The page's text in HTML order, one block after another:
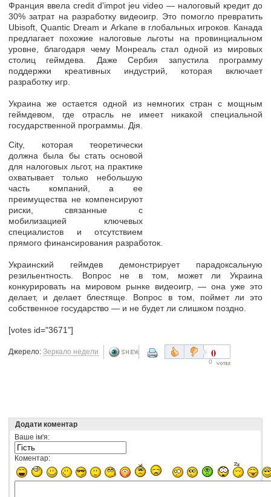
Франция ввела credit d'impot jeu video — налоговый кредит до
30% затрат на разработку видеоигр. Это помогло превратить
Ubisoft, Quantic Dream и Arkane в глобальных игроков. Канада
предлагает похожие налоговые льготы на провинциальном
уровне, благодаря чему Монреаль стал одной из мировых
столиц геймдева. Даже Сербия запустила программу
поддержки креативных индустрий, которая включает
разработку игр.
Украина же остается одной из немногих стран с мощным
геймдевом, где отрасль не имеет никакой специальной
государственной программы. Дія.
City, которая теоретически
должна была бы стать основой
для налоговых льгот, на практике
охватывает только небольшую
часть компаний, а ее
преимущества не компенсируют
риски, связанные с
мобилизацией ключевых
специалистов и отсутствием
прямого финансирования разработок.
Украинский геймдев демонстрирует парадоксальную
резильентность. Вопрос не в том, может ли Украина
конкурировать на мировом рынке видеоигр, — она уже это
делает, и делает блестяще. Вопрос в том, поймет ли это
собственное государство — и не будет ли слишком поздно.
[votes id="3671"]
Джерело: Зеркало недели 0
0
Додати коментар
Ваше ім'я:
Коментар: